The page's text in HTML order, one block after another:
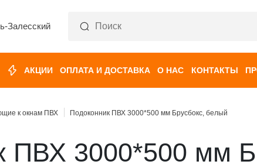
Залесский
АКЦИИ ОПЛАТА И ДОСТАВКА О НАС КОНТАКТЫ
к окнам ПВХ Подоконник ПВХ 3000*500 мм Брусбокс, белый
ПВХ 3000*500 мм